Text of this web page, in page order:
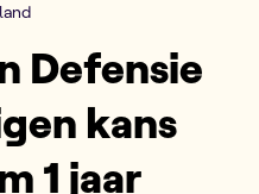
Defensie
kans
1 jaar